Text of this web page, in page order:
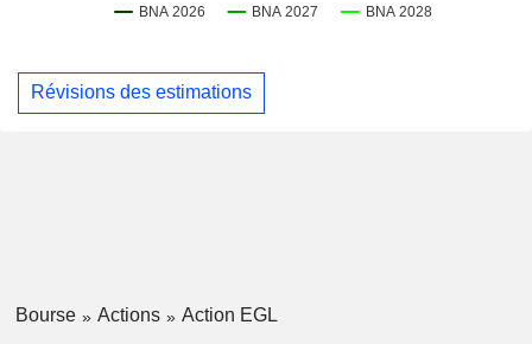
Révisions des estimations
Bourse Actions Action EGL